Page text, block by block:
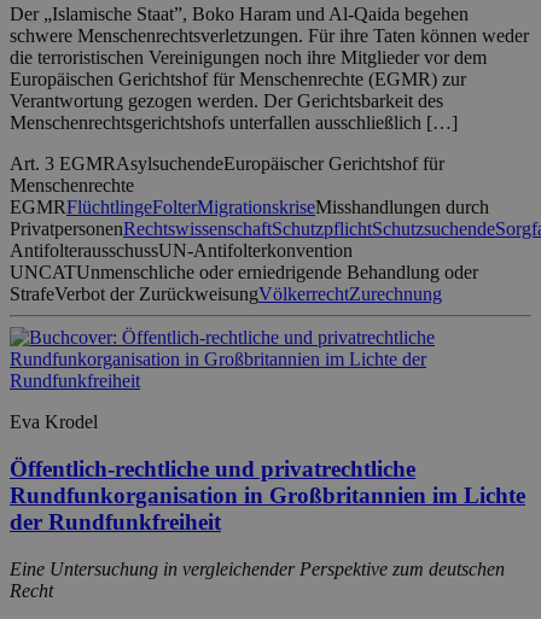
Der „Islamische Staat”, Boko Haram und Al-Qaida begehen
schwere Menschenrechtsverletzungen. Für ihre Taten können weder
die terroristischen Vereinigungen noch ihre Mitglieder vor dem
Europäischen Gerichtshof für Menschenrechte (EGMR) zur
Verantwortung gezogen werden. Der Gerichtsbarkeit des
Menschenrechtsgerichtshofs unterfallen ausschließlich […]
Art. 3 EGMRAsylsuchendeEuropäischer Gerichtshof für
Menschenrechte
EGMRFlüchtlingeFolterMigrationskriseMisshandlungen durch
PrivatpersonenRechtswissenschaftSchutzpflichtSchutzsuchende
AntifolterausschussUN-Antifolterkonvention
UNCATUnmenschliche oder erniedrigende Behandlung oder
StrafeVerbot der ZurückweisungVölkerrechtZurechnung
Eva Krodel
Öffentlich-rechtliche und privatrechtliche
Rundfunkorganisation in Großbritannien im Lichte
der Rundfunkfreiheit
Eine Untersuchung in vergleichender Perspektive zum deutschen
Recht